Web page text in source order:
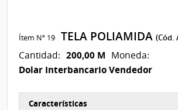
Ítem Nº 19 TELA POLIAMIDA(Cód.
Cantidad: 200,00 M Moneda:
Dolar Interbancario Vendedor
Características